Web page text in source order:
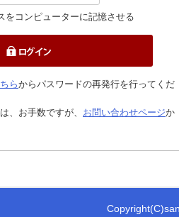
をコンピューターに記憶させる
らからパスワードの再発行を行ってくだ
、お手数ですが、 お問い合わせページか